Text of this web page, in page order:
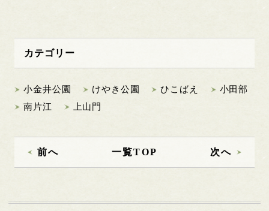
カテゴリー
小金井公園 けやき公園 ひこばえ
小田部
南片江
上山門
前へ 一覧TOP 次へ